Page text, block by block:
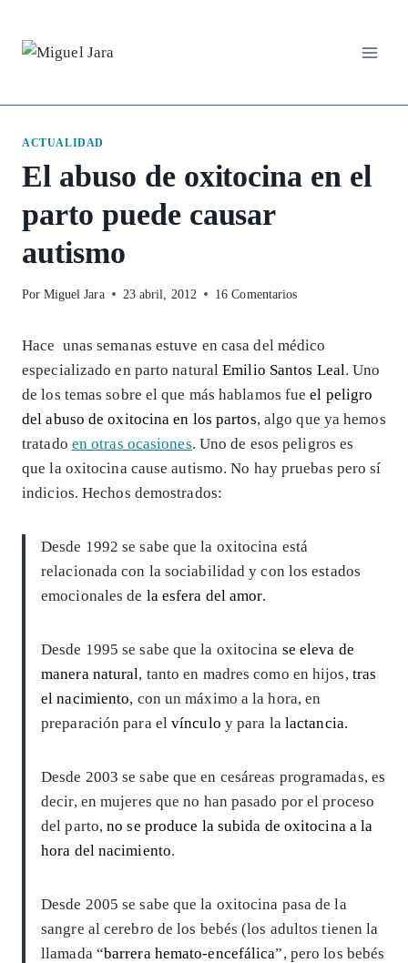
contenido
ACTUALIDAD
El abuso de oxitocina en el
parto puede causar
autismo
Por Miguel Jara 23 abril, 2012 16 Comentarios
Hace unas semanas estuve en casa del médico
especializado en parto naturalEmilio Santos Leal. Uno
de los temas sobre el que más hablamos fueel peligro
del abuso de oxitocina en los partos, algo que ya hemos
tratado en otras ocasiones. Uno de esos peligros es
que la oxitocina cause autismo. No hay pruebas pero sí
indicios. Hechos demostrados:
Desde 1992 se sabe que la oxitocina está
relacionada con la sociabilidad y con los estados
emocionales de la esfera del amor.
Desde 1995 se sabe que la oxitocina se eleva de
manera natural, tanto en madres como en hijos, tras
el nacimiento, con un máximo a la hora, en
preparación para elvínculo y para la lactancia.
Desde 2003 se sabe que en cesáreas programadas, es
decir, en mujeres que no han pasado por el proceso
del parto,no se produce la subida de oxitocina a la
hora del nacimiento.
Desde 2005 se sabe que la oxitocina pasa de la
sangre al cerebro de los bebés (los adultos tienen la
llamada “barrera hemato-encefálica”, pero los bebés